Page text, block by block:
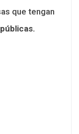
que tengan